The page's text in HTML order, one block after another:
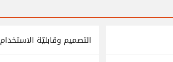
التصميم وقابليّة الاستخدام